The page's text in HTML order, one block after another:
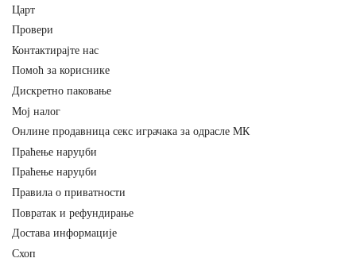
Царт
Провери
Контактирајте нас
Помоћ за кориснике
Дискретно паковање
Мој налог
Онлине продавница секс играчака за одрасле МК
Праћење наруџби
Праћење наруџби
Правила о приватности
Повратак и рефундирање
Достава информације
Схоп